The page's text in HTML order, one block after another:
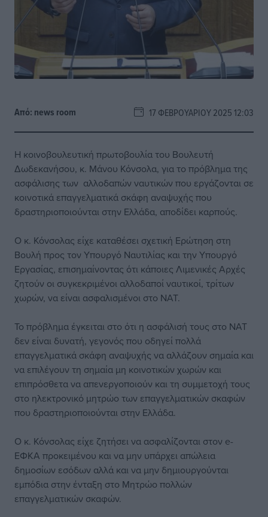
Από: news room 17 ΦΕΒΡΟΥΑΡΊΟΥ 2025 12:03
Η κοινοβουλευτική πρωτοβουλία του Βουλευτή
Δωδεκανήσου, κ. Μάνου Κόνσολα, για το πρόβλημα της
ασφάλισης των αλλοδαπών ναυτικών που εργάζονται σε
κοινοτικά επαγγελματικά σκάφη αναψυχής που
δραστηριοποιούνται στην Ελλάδα, αποδίδει καρπούς.
Ο κ. Κόνσολας είχε καταθέσει σχετική Ερώτηση στη
Βουλή προς τον Υπουργό Ναυτιλίας και την Υπουργό
Εργασίας, επισημαίνοντας ότι κάποιες Λιμενικές Αρχές
ζητούν οι συγκεκριμένοι αλλοδαποί ναυτικοί, τρίτων
χωρών, να είναι ασφαλισμένοι στο ΝΑΤ.
Το πρόβλημα έγκειται στο ότι η ασφάλισή τους στο ΝΑΤ
δεν είναι δυνατή, γεγονός που οδηγεί πολλά
επαγγελματικά σκάφη αναψυχής να αλλάζουν σημαία και
να επιλέγουν τη σημαία μη κοινοτικών χωρών και
επιπρόσθετα να απενεργοποιούν και τη συμμετοχή τους
στο ηλεκτρονικό μητρώο των επαγγελματικών σκαφών
που δραστηριοποιούνται στην Ελλάδα.
Ο κ. Κόνσολας είχε ζητήσει να ασφαλίζονται στον e-
ΕΦΚΑ προκειμένου και να μην υπάρχει απώλεια
δημοσίων εσόδων αλλά και να μην δημιουργούνται
εμπόδια στην ένταξη στο Μητρώο πολλών
επαγγελματικών σκαφών.